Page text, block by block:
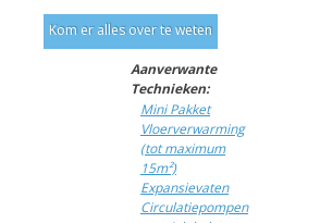
Kom er alles over te weten
Aanverwante
Technieken:
Mini Pakket
Vloerverwarming
(tot maximum
15m²)
Expansievaten
Circulatiepompen